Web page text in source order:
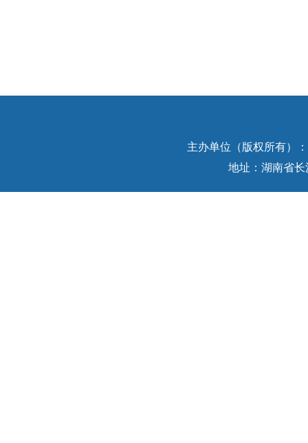
主办单位（版权所有）
地址：湖南省